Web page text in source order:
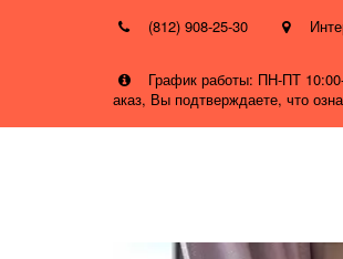
(812) 908-25-30
График работы: ПН-ПТ
аказ, Вы подтверждаете, что